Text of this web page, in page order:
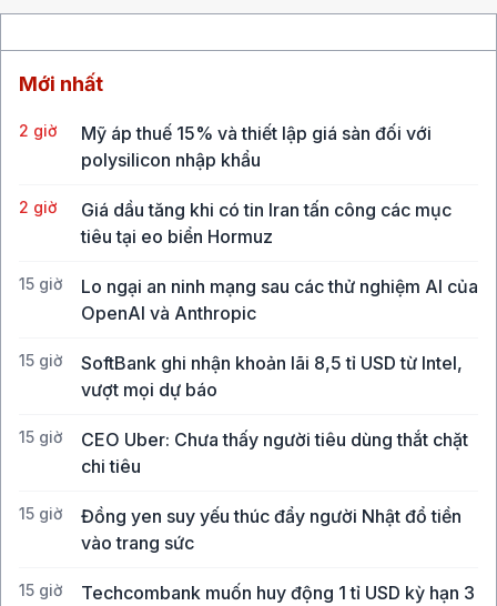
Mới nhất
2 giờ
Mỹ áp thuế 15% và thiết lập giá sàn đối với
polysilicon nhập khẩu
2 giờ
Giá dầu tăng khi có tin Iran tấn công các mục
tiêu tại eo biển Hormuz
15 giờ
Lo ngại an ninh mạng sau các thử nghiệm AI của
OpenAI và Anthropic
15 giờ
SoftBank ghi nhận khoản lãi 8,5 tỉ USD từ Intel,
vượt mọi dự báo
15 giờ
CEO Uber: Chưa thấy người tiêu dùng thắt chặt
chi tiêu
15 giờ
Đồng yen suy yếu thúc đẩy người Nhật đổ tiền
vào trang sức
15 giờ
Techcombank muốn huy động 1 tỉ USD kỳ hạn 3